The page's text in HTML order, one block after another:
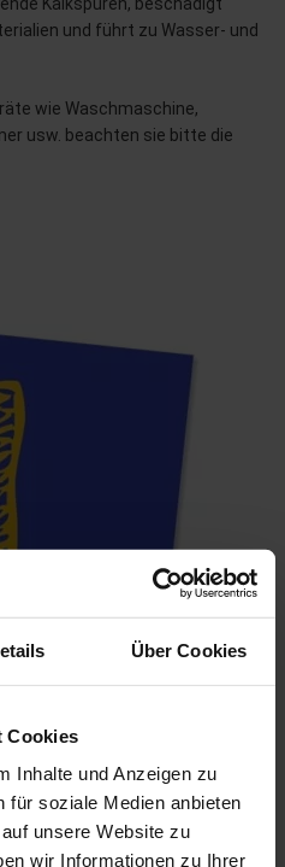
Über Cookies
Cookies
Inhalte und Anzeigen zu
für soziale Medien anbieten
unsere Website zu
wir Informationen zu Ihrer
und führt zu Wasser- und
wie Waschmaschine,
usw. beachten sie bitte die
farbigen Reinigungstüchern in